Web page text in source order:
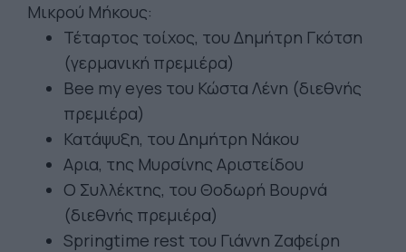
Μικρού Μήκους:
Τέταρτος τοίχος, του Δημήτρη Γκότση
(γερμανική πρεμιέρα)
Bee my eyes του Κώστα Λένη (διεθνής
πρεμιέρα)
Κατάψυξη, του Δημήτρη Νάκου
Αρια, της Μυρσίνης Αριστείδου
Ο Συλλέκτης, του Θοδωρή Βουρνά
(διεθνής πρεμιέρα)
Springtime rest του Γιάννη Ζαφείρη